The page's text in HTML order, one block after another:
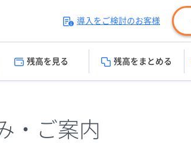
導入をご検討のお客様
残高を見る 残高をまとめる
・ご案内